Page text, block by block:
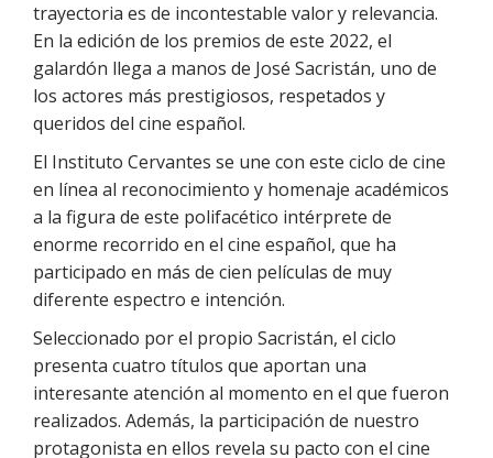
trayectoria es de incontestable valor y relevancia.
En la edición de los premios de este 2022, el
galardón llega a manos de José Sacristán, uno de
los actores más prestigiosos, respetados y
queridos del cine español.
El Instituto Cervantes se une con este ciclo de cine
en línea al reconocimiento y homenaje académicos
a la figura de este polifacético intérprete de
enorme recorrido en el cine español, que ha
participado en más de cien películas de muy
diferente espectro e intención.
Seleccionado por el propio Sacristán, el ciclo
presenta cuatro títulos que aportan una
interesante atención al momento en el que fueron
realizados. Además, la participación de nuestro
protagonista en ellos revela su pacto con el cine